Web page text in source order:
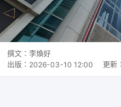
撰文： 李煥好
出版： 2026-03-10 12:00 更新：